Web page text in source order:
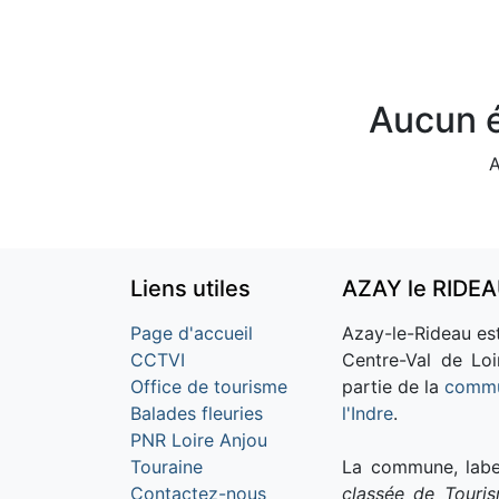
Aucun
Liens utiles
Page d'accueil
CCTVI
Office de tourisme
Balades fleuries
PNR Loire Anjou
Touraine
Contactez-nous
AZAY le
Azay-le-Rideau
Centre-Val de
partie de la
l'Indre.
La commune,
classée de